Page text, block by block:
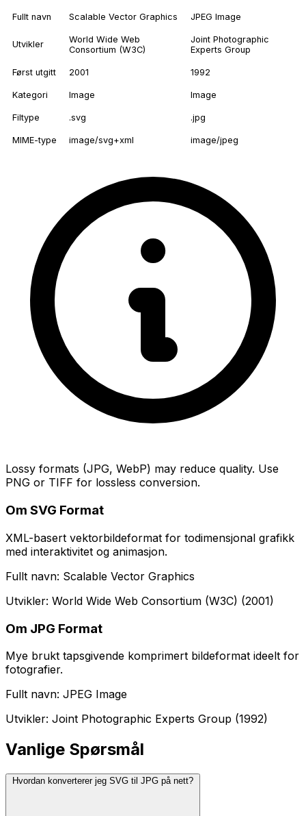
Fullt navn Scalable Vector Graphics JPEG Image
Utvikler
World Wide Web
Consortium (W3C)
Joint Photographic
Experts Group
Først utgitt 2001 1992
Kategori Image Image
Filtype .svg .jpg
MIME-type image/svg+xml image/jpeg
Lossy formats (JPG, WebP) may reduce quality. Use
PNG or TIFF for lossless conversion.
Om SVG Format
XML-basert vektorbildeformat for todimensjonal grafikk
med interaktivitet og animasjon.
Fullt navn: Scalable Vector Graphics
Utvikler: World Wide Web Consortium (W3C) (2001)
Om JPG Format
Mye brukt tapsgivende komprimert bildeformat ideelt for
fotografier.
Fullt navn: JPEG Image
Utvikler: Joint Photographic Experts Group (1992)
Vanlige Spørsmål
Hvordan konverterer jeg SVG til JPG på nett?